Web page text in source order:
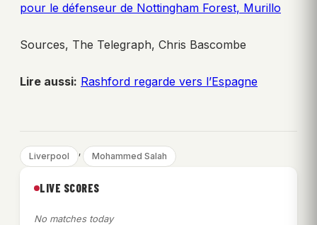
pour le défenseur de Nottingham Forest, Murillo
Sources, The Telegraph, Chris Bascombe
Lire aussi: Rashford regarde vers l’Espagne
Liverpool , Mohammed Salah
LIVE SCORES
No matches today